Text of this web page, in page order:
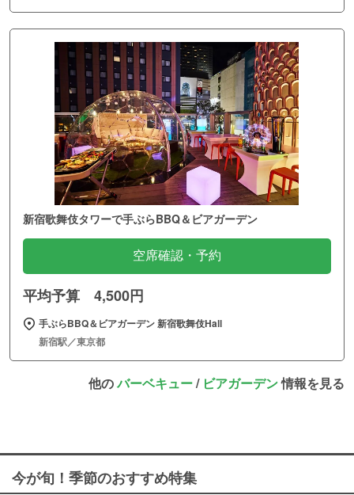
新宿歌舞伎タワーで手ぶらBBQ＆ビアガーデン
空席確認・予約
平均予算 4,500円
手ぶらBBQ＆ビアガーデン 新宿歌舞伎Hall
新宿駅／東京都
他のバーベキュー/ ビアガーデン情報を見る
今が旬！季節のおすすめ特集